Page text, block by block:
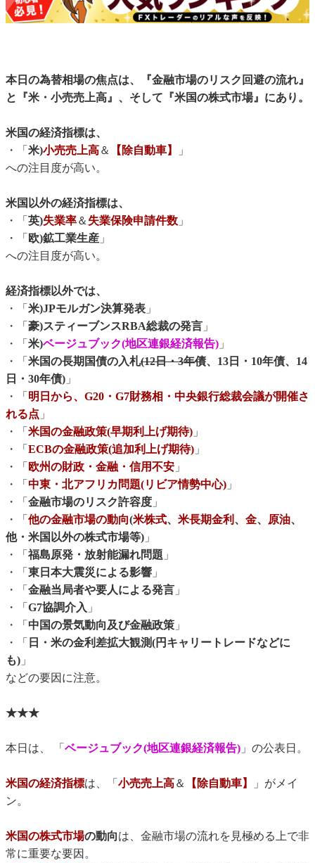
本日の為替相場の焦点は、『金融市場のリスク回避の流れ』
と『米・小売売上高』、そして『米国の株式市場』にあり。
米国の経済指標は、
・「 米)小売売上高＆ 【除自動車】
」
への注目度が高い。
米国以外の経済指標は、
・「 英)失業率＆ 失業保険申請件数 」
・「 欧)鉱工業生産 」
への注目度が高い。
経済指標以外では、
・「 米)JPモルガン決算発表 」
・「 豪)スティーブンスRBA総裁の発言 」
・「 米)ベージュブック(地区連銀経済報告) 」
・「 米国の長期国債の入札(12日・3年債、13日・10年債、14
日・30年債) 」
・「 明日から、G20・G7財務相・中央銀行総裁会議が開催さ
れる点 」
・「 米国の金融政策(早期利上げ期待) 」
・「 ECBの金融政策(追加利上げ期待) 」
・「 欧州の財政・金融・信用不安 」
・「 中東・北アフリカ問題(リビア情勢中心) 」
・「 金融市場のリスク許容度 」
・「 他の金融市場の動向(米株式、 米長期金利 、 金、 原油、
他・米国以外の株式市場等) 」
・「 福島原発・放射能漏れ問題 」
・「 東日本大震災による影響 」
・「 金融当局者や要人による発言 」
・「 G7協調介入 」
・「 中国の景気動向及び金融政策 」
・「 日・米の金利差拡大観測(円キャリートレードなどに
も) 」
などの要因に注意。
★★★
本日は、 「 ベージュブック(地区連銀経済報告) 」の公表日。
米国の経済指標は、「 小売売上高＆ 【除自動車】
」がメイ
ン。
米国の株式市場の動向は、金融市場の流れを見極める上で非
常に重要な要因。